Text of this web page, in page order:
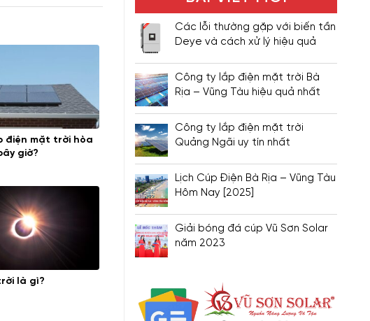
điện mặt trời hòa
giờ?
là gì?
Các lỗi thường gặp với biến tần
Deye và cách xử lý hiệu quả
Công ty lắp điện mặt trời Bà
Rịa – Vũng Tàu hiệu quả nhất
Công ty lắp điện mặt trời
Quảng Ngãi uy tín nhất
Lịch Cúp Điện Bà Rịa – Vũng Tàu
Hôm Nay [2025]
Giải bóng đá cúp Vũ Sơn Solar
năm 2023